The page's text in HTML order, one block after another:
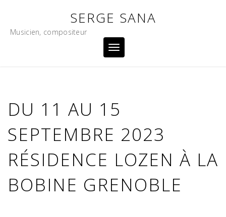
content
SERGE SANA
Musicien, compositeur
Toggle
navigation
DU 11 AU 15
SEPTEMBRE 2023
RÉSIDENCE LOZEN À LA
BOBINE GRENOBLE